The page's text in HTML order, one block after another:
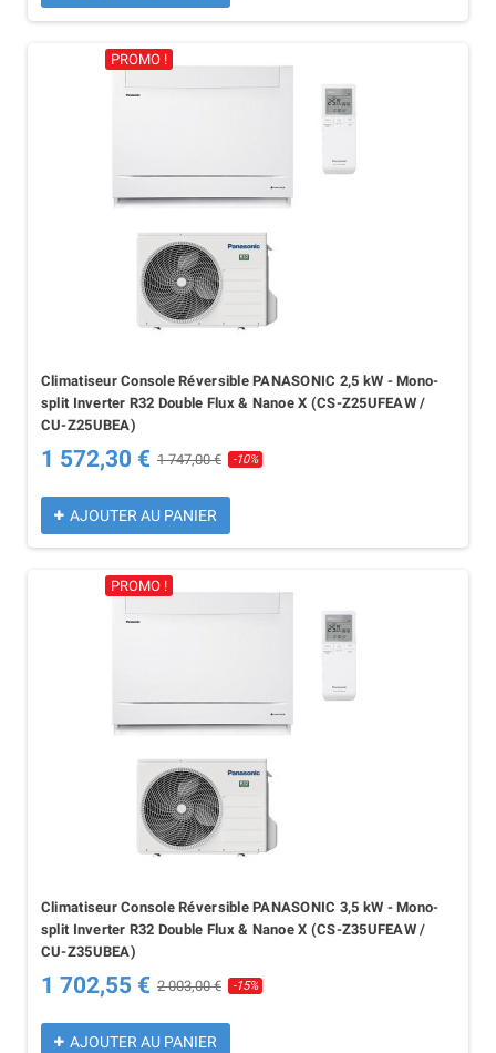
PROMO !
Climatiseur Console Réversible PANASONIC 2,5 kW - Mono-
split Inverter R32 Double Flux & Nanoe X (CS-Z25UFEAW /
CU-Z25UBEA)
1 572,30 € 1 747,00 € -10%
AJOUTER AU PANIER
PROMO !
Climatiseur Console Réversible PANASONIC 3,5 kW - Mono-
split Inverter R32 Double Flux & Nanoe X (CS-Z35UFEAW /
CU-Z35UBEA)
1 702,55 € 2 003,00 € -15%
AJOUTER AU PANIER